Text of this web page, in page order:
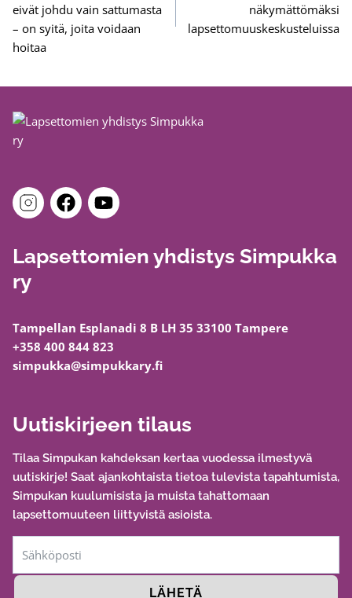
eivät johdu vain sattumasta
– on syitä, joita voidaan
hoitaa
näkymättömäksi
lapsettomuuskeskusteluissa
Lapsettomien yhdistys Simpukka
ry
Tampellan Esplanadi 8 B LH 35 33100 Tampere
+358 400 844 823
simpukka@simpukkary.fi
Uutiskirjeen tilaus
Tilaa Simpukan kahdeksan kertaa vuodessa ilmestyvä
uutiskirje! Saat ajankohtaista tietoa tulevista tapahtumista,
Simpukan kuulumisista ja muista tahattomaan
lapsettomuuteen liittyvistä asioista.
LÄHETÄ